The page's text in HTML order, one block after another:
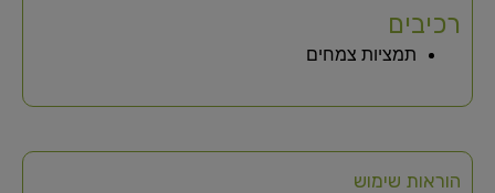
רכיבים
תמציות צמחים
הוראות שימוש